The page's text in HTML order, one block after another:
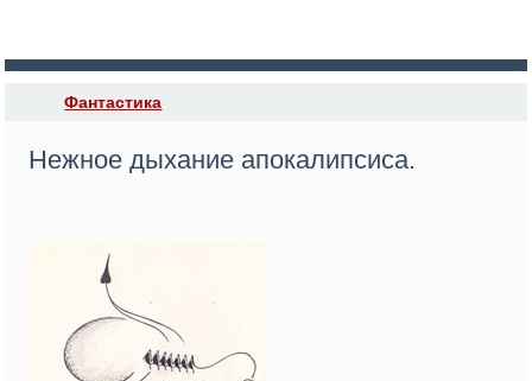
Фантастика
Нежное дыхание апокалипсиса.